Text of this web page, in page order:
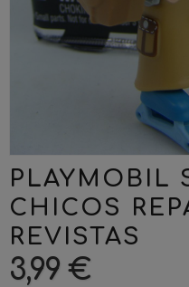
PLAYMOBIL
CHICOS
REVISTAS
3,99 €